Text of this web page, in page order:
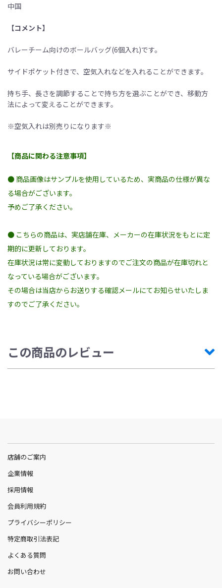
中国
【コメント】
バレーチーム向けのボールバッグ(6個入れ)です。
サイドポケット付きで、空気入れなどを入れることができます。
持ち手、長さを調節することで持ち方を選ぶことができ、移動方
法によって変えることができます。
※空気入れは別売りになります※
【商品に関わる注意事項】
● 商品画像はサンプルを使用しているため、実商品の仕様が異な
る場合がございます。
予めご了承ください。
● こちらの商品は、実店舗在庫、メーカーの在庫状況をもとに定
期的に更新しております。
在庫状況は常に変動しておりますのでご注文の商品が在庫切れと
なっている場合がございます。
その場合は当店からお送りする確認メールにてお知らせいたしま
すのでご了承ください。
この商品のレビュー
店舗のご案内
企業情報
採用情報
会員利用規約
プライバシーポリシー
特定商取引法表記
よくある質問
お問い合わせ